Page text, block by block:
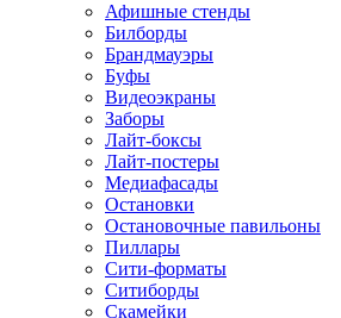
Афишные стенды
Билборды
Брандмауэры
Буфы
Видеоэкраны
Заборы
Лайт-боксы
Лайт-постеры
Медиафасады
Остановки
Остановочные павильоны
Пиллары
Сити-форматы
Ситиборды
Скамейки